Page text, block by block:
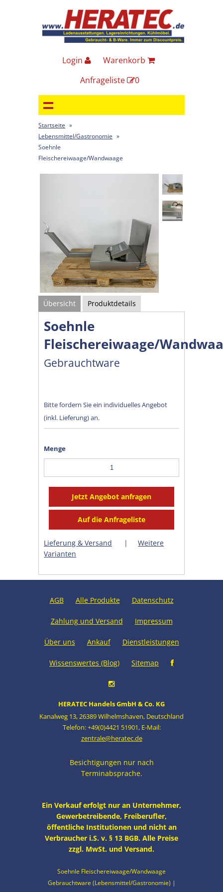
Login
Warenkorb
Anfrageliste
0
Startseite »
Lebensmittel/Gastronomie »
Soehnle
Fleischereiwaage/Wandwaage
Übersicht Produktdetails
Soehnle
Fleischereiwaage/
Gebrauchtware
Bitte fordern Sie ein individuelles Angebot
(inkl. Lieferung) an.
Menge
Lieferung & Versand |
Weitere
Varianten
AGB Alle Produkte Datenschutz
Zahlung und Versand Impressum
Über uns Ankauf Dienstleistungen
Wissenswertes (Blog) Sitemap
HERATEC Handels GmbH & Co. KG
Kanalweg 13, 26389 Wilhelmshaven, Deutschland
Telefon: +49(0)4421 51901, E-Mail:
zentrale@heratec.de
Besichtigungen nur nach
Terminabsprache.
Ein Verkauf erfolgt nur an Unternehmer,
Gewerbetreibende, Freiberufler,
öffentliche Institutionen und nicht an
Verbraucher i.S. v. § 13 BGB. Alle Preise
zzgl. MwSt. und Versand.
Soehnle Fleischereiwaage/Wandwaage
Gebrauchtware (Lebensmittel/Gastronomie) |